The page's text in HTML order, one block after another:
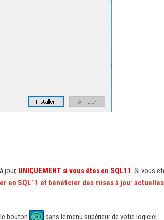
jour, UNIQUEMENT si vous êtes en SQL11 . Si vous
en SQL11 et bénéficier des mises à jour
bouton dans le menu supérieur de votre logiciel.